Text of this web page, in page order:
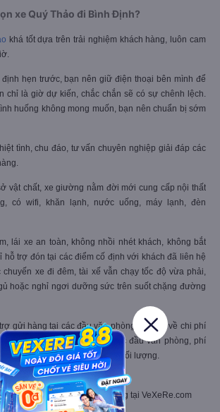
xe Quý Thảo đi Bình Định?
khá tốt dựa trên trải nghiệm khách hàng, luôn cam
hẹn trước, bạn nên giữ điện thoại bên mình để
chỉ là giờ dự kiến, chắc chắn sẽ có sự chênh lệch.
huống không mong muốn, bạn nên chuẩn bị sớm
tình, chu đáo, tư vấn chuyên nghiệp giải đáp các
vật chất, xe giường nằm đời mới cung cấp nội thất
có wifi, khăn lạnh, nước uống, máy lạnh, đèn
lái xe an toàn, không nhồi nhét khách, không bắt
hỗ trợ đón tại các điểm cố định với khách đã liên hệ
xe đi đêm, tài xế vẫn chạy tốc độ vừa phải,
hoặc nghỉ ngơi dưỡng sức trên suốt chặng đường
gửi hàng tại các đầu văn phòng. Chi tiết về chi phí
bạn cần liên hệ trước tại các đầu văn phòng, phí
loại hàng và kích thước, khối lượng.
các hãng xe cùng tuyến đường tại VeXeRe.com